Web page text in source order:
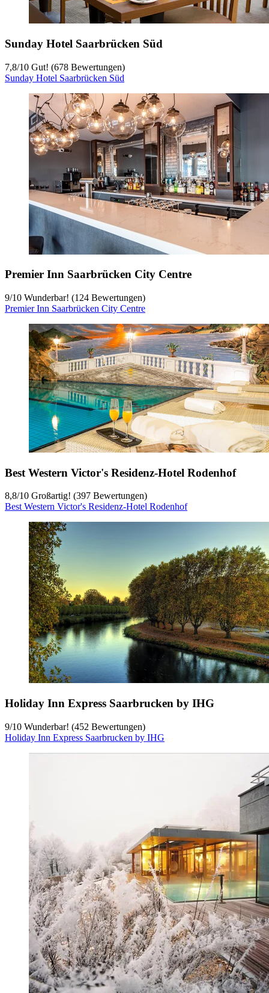
Sunday Hotel Saarbrücken Süd
7,8/10 Gut! (678 Bewertungen)
Sunday Hotel Saarbrücken Süd
Premier Inn Saarbrücken City Centre
9/10 Wunderbar! (124 Bewertungen)
Premier Inn Saarbrücken City Centre
Best Western Victor's Residenz-Hotel Rodenhof
8,8/10 Großartig! (397 Bewertungen)
Best Western Victor's Residenz-Hotel Rodenhof
Holiday Inn Express Saarbrucken by IHG
9/10 Wunderbar! (452 Bewertungen)
Holiday Inn Express Saarbrucken by IHG